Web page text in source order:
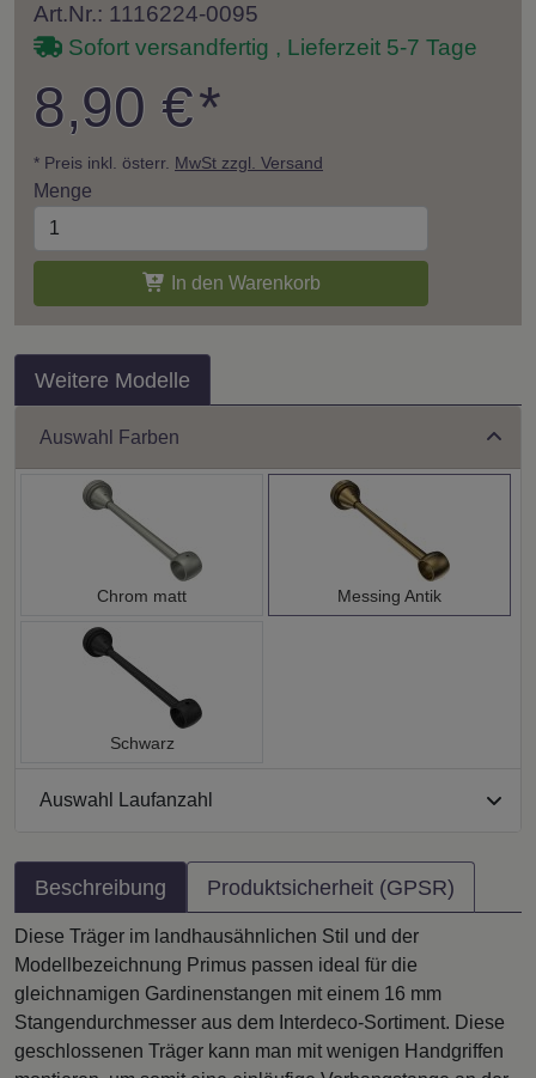
Art.Nr.: 1116224-0095
Sofort versandfertig , Lieferzeit 5-7 Tage
8,90 €*
* Preis inkl. österr. MwSt zzgl. Versand
Menge
In den Warenkorb
Weitere Modelle
Auswahl Farben
Chrom matt Messing Antik
Schwarz
Auswahl Laufanzahl
Beschreibung Produktsicherheit (GPSR)
Diese Träger im landhausähnlichen Stil und der
Modellbezeichnung Primus passen ideal für die
gleichnamigen Gardinenstangen mit einem 16 mm
Stangendurchmesser aus dem Interdeco-Sortiment. Diese
geschlossenen Träger kann man mit wenigen Handgriffen